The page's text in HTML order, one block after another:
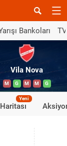
Bankoları
Vila Nova
M G M M G
Yeni